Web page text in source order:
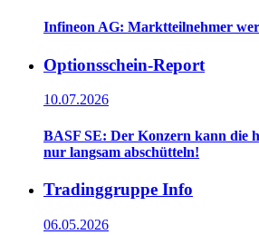
Infineon AG: Marktteilnehmer
Optionsschein-Report
10.07.2026
BASF SE: Der Konzern kann die
nur langsam abschütteln!
Tradinggruppe Info
06.05.2026